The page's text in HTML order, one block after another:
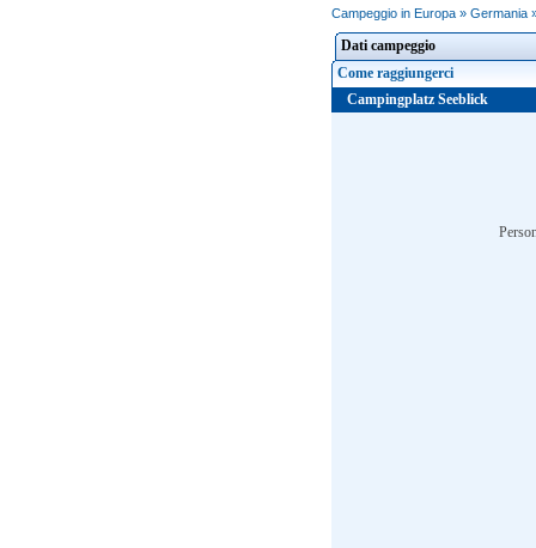
Campeggio in Europa » Germania
Dati campeggio
Come raggiungerci
Campingplatz Seeblick